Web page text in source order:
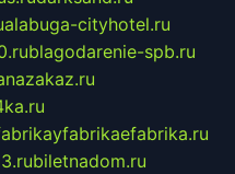
alabuga-cityhotel.ru
blagodarenie-spb.ru
biletnadom.ru